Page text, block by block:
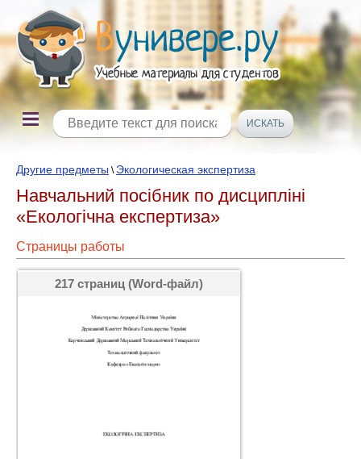
Другие предметы \ Экологическая экспертиза
Навчальний посібник по дисципліні
«Екологічна експертиза»
Страницы работы
217 страниц (Word-файл)